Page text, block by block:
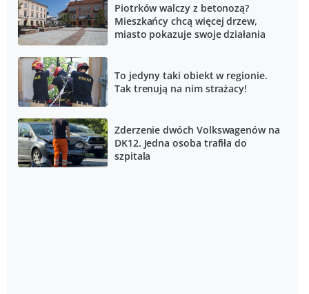
Piotrków walczy z betonozą?
Mieszkańcy chcą więcej drzew,
miasto pokazuje swoje działania
To jedyny taki obiekt w regionie.
Tak trenują na nim strażacy!
Zderzenie dwóch Volkswagenów na
DK12. Jedna osoba trafiła do
szpitala